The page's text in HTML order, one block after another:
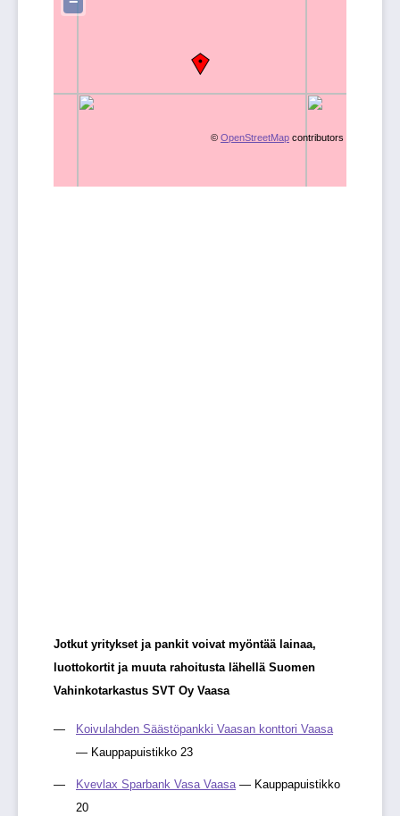
© OpenStreetMap contributors
Jotkut yritykset ja pankit voivat myöntää lainaa,
luottokortit ja muuta rahoitusta lähellä Suomen
Vahinkotarkastus SVT Oy Vaasa
Koivulahden Säästöpankki Vaasan konttori Vaasa
— Kauppapuistikko 23
Kvevlax Sparbank Vasa Vaasa— Kauppapuistikko
20